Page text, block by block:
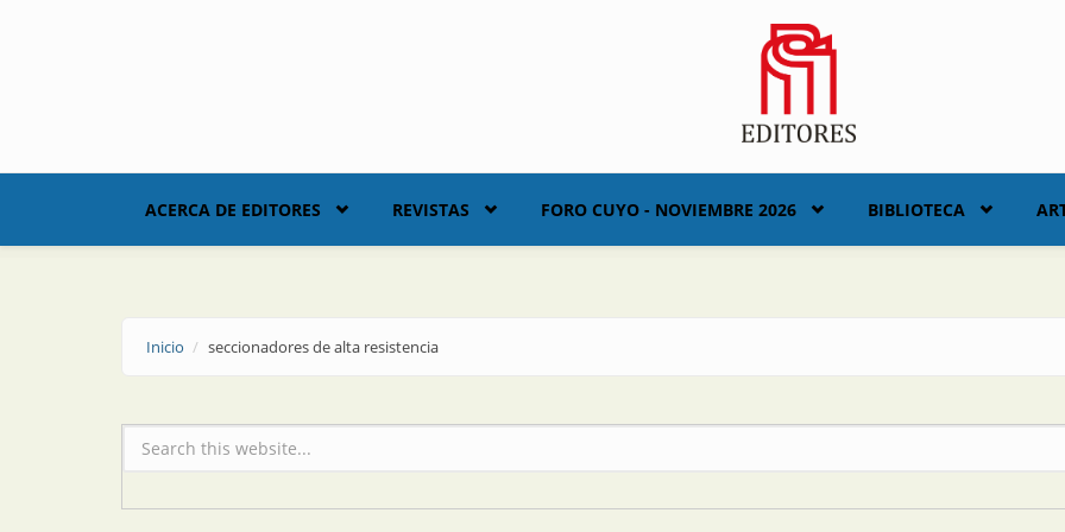
ACERCA DE EDITORES REVISTAS FORO CUYO - NOVIEMBRE 2026 BIBLIOTECA
Inicio seccionadores de alta resistencia
Formulario de búsqueda